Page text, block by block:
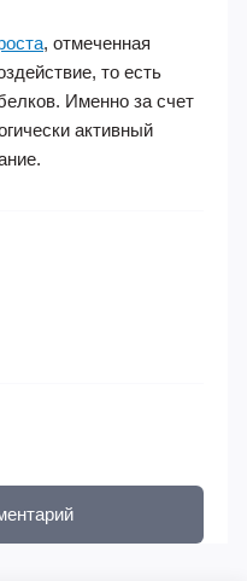
, отмеченная
то есть
Именно за счет
активный